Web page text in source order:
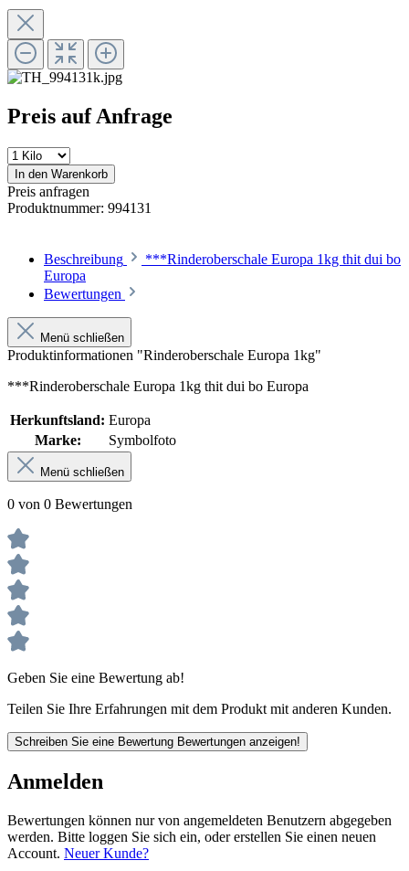
Preis auf Anfrage
In den Warenkorb
Preis anfragen
Produktnummer: 994131
Beschreibung
***Rinderoberschale Europa 1kg thit dui bo
Europa
Bewertungen
Menü schließen
Produktinformationen "Rinderoberschale Europa 1kg"
***Rinderoberschale Europa 1kg thit dui bo Europa
Herkunftsland: Europa
Marke:
Symbolfoto
Menü schließen
0 von 0 Bewertungen
Geben Sie eine Bewertung ab!
Teilen Sie Ihre Erfahrungen mit dem Produkt mit anderen Kunden.
Schreiben Sie eine Bewertung Bewertungen anzeigen!
Anmelden
Bewertungen können nur von angemeldeten Benutzern abgegeben
werden. Bitte loggen Sie sich ein, oder erstellen Sie einen neuen
Account. Neuer Kunde?